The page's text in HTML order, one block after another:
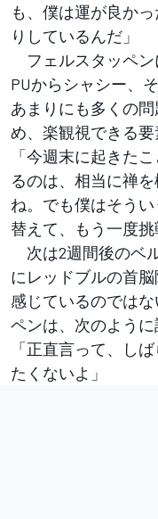
も、僕は運が良か
りしているんだ」
フェルスタッペン
PUからシャシー、
あまりにも多くの
め、楽観視できる要
「今週末に起きた
るのは、相当に禅
ね。でも僕はそう
替えて、もう一度
次は2週間後のベ
にレッドブルの首
感じているのでは
ペンは、次のように
「正直言って、し
たくないよ」